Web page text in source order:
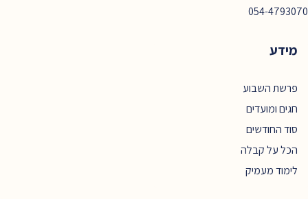
054-4793070
מידע
פרשת השבוע
חגים ומועדים
סוד החודשים
הכל על קבלה
לימוד מעמיק